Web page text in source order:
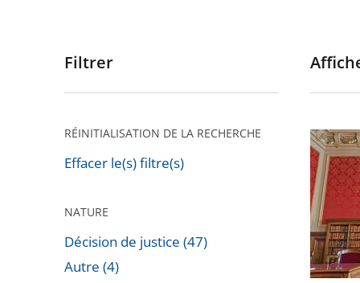
Passer
pour
après
Filtrer
RÉINITIALISATION DE LA RECHERCHE
Effacer le(s) filtre(s)
NATURE
Décision de justice (47)
Autre (4)
Covid-
19
:
retour
en
chiffres